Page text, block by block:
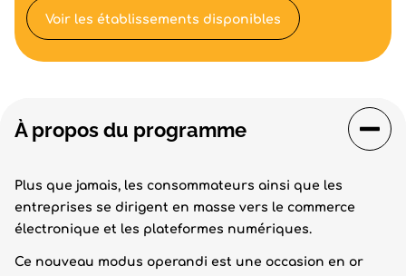
À propos du programme
Plus que jamais, les consommateurs ainsi que les
entreprises se dirigent en masse vers le commerce
électronique et les plateformes numériques.
Ce nouveau modus operandi est une occasion en or
Voir les établissements disponibles